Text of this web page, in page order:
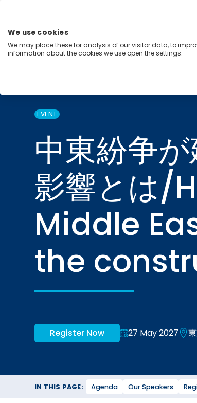
content
Menu
Industries Regions
EVENT
中東紛争
影響とは/
Middle
the
Register Now 27 May 2027
IN THIS PAGE: Agenda Our Speakers
We use cookies
We may place these for analysis of our visitor data, to
information about the cookies we use open the settings.